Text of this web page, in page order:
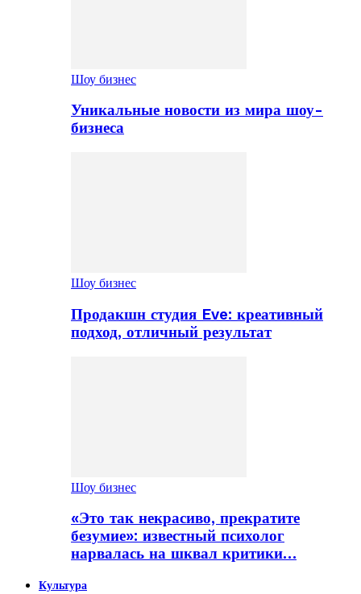
Шоу бизнес
Уникальные новости из мира шоу-
бизнеса
Шоу бизнес
Продакшн студия Eve: креативный
подход, отличный результат
Шоу бизнес
«Это так некрасиво, прекратите
безумие»: известный психолог
нарвалась на шквал критики…
Культура